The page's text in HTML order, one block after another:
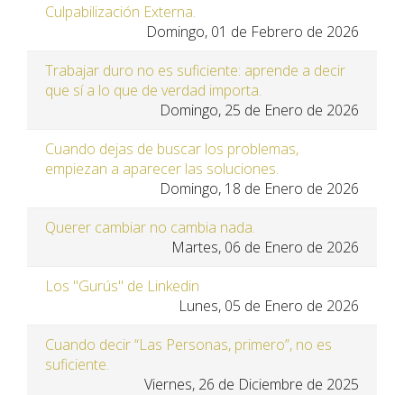
Culpabilización Externa.
Domingo, 01 de Febrero de 2026
Trabajar duro no es suficiente: aprende a decir
que sí a lo que de verdad importa.
Domingo, 25 de Enero de 2026
Cuando dejas de buscar los problemas,
empiezan a aparecer las soluciones.
Domingo, 18 de Enero de 2026
Querer cambiar no cambia nada.
Martes, 06 de Enero de 2026
Los "Gurús" de Linkedin
Lunes, 05 de Enero de 2026
Cuando decir “Las Personas, primero”, no es
suficiente.
Viernes, 26 de Diciembre de 2025